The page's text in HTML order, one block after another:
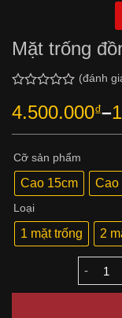
Mặt trống
xếp
hạng
0.0
sao
(đánh
4.500.000₫–
Khoảng
giá:
từ
4.500.000₫
đến
11.500.000₫
Cỡ sản phẩm
Cao 15cm Cao
Loại
1 mặt trống 2